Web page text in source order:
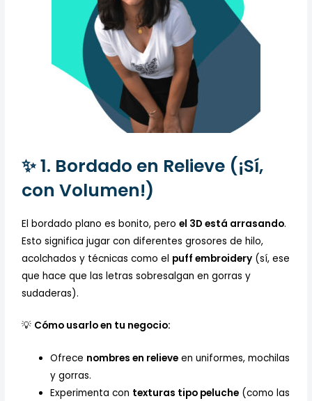
✨ 1. Bordado en Relieve (¡Sí,
con Volumen!)
El bordado plano es bonito, peroel 3D está arrasando.
Esto significa jugar con diferentes grosores de hilo,
acolchados y técnicas como el puff embroidery (sí, ese
que hace que las letras sobresalgan en gorras y
sudaderas).
💡 Cómo usarlo en tu negocio:
Ofrece nombres en relieve en uniformes, mochilas
y gorras.
Experimenta con texturas tipo peluche (como las